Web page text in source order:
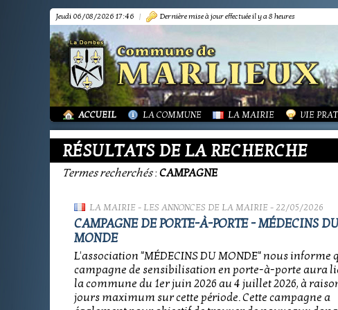
Jeudi 06/08/2026 17:46 | Dernière mise à jour effectuée il y a 8 heures
ACCUEIL LA COMMUNE LA MAIRIE VIE
RÉSULTATS DE LA RECHERCHE
Termes recherchés:CAMPAGNE
LA MAIRIE- LES ANNONCES DE LA MAIRIE- 22/05/2026
CAMPAGNE DE PORTE-À-PORTE - MÉDECINS
MONDE
L'association "MÉDECINS DU MONDE" nous informe
campagne de sensibilisation en porte-à-porte aura
la commune du 1er juin 2026 au 4 juillet 2026, à
jours maximum sur cette période. Cette campagne a
PRÉSENTATION
TOURISME-COMMERCES-ARTISANS
MARPA LE RENON
VIE LOCALE
ACTUALITÉS
BIBLIOTHÈQUE
PLAN LOCAL URBANISME
LES ANNONCES DE LA
PUBLICATIONS
LA VIE